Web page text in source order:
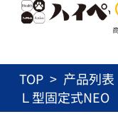
TOP 产品列表
Ｌ型固定式NEO